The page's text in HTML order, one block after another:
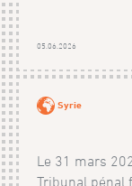
05.06.2026
Syrie
Le 31 mars
Tribunal pénal